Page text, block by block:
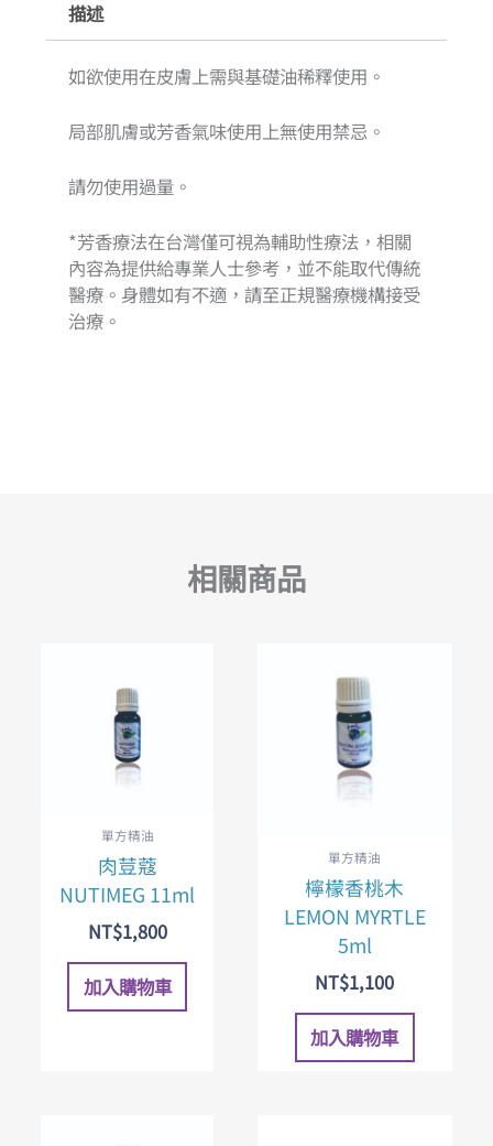
描述
如欲使用在皮膚上需與基礎油稀釋使用。
局部肌膚或芳香氣味使用上無使用禁忌。
請勿使用過量。
*芳香療法在台灣僅可視為輔助性療法，相關
內容為提供給專業人士參考，並不能取代傳統
醫療。身體如有不適，請至正規醫療機構接受
治療。
相關商品
單方精油
肉荳蔻
NUTIMEG 11ml
NT$1,800
加入購物車
單方精油
檸檬香桃木
LEMON MYRTLE
5ml
NT$1,100
加入購物車